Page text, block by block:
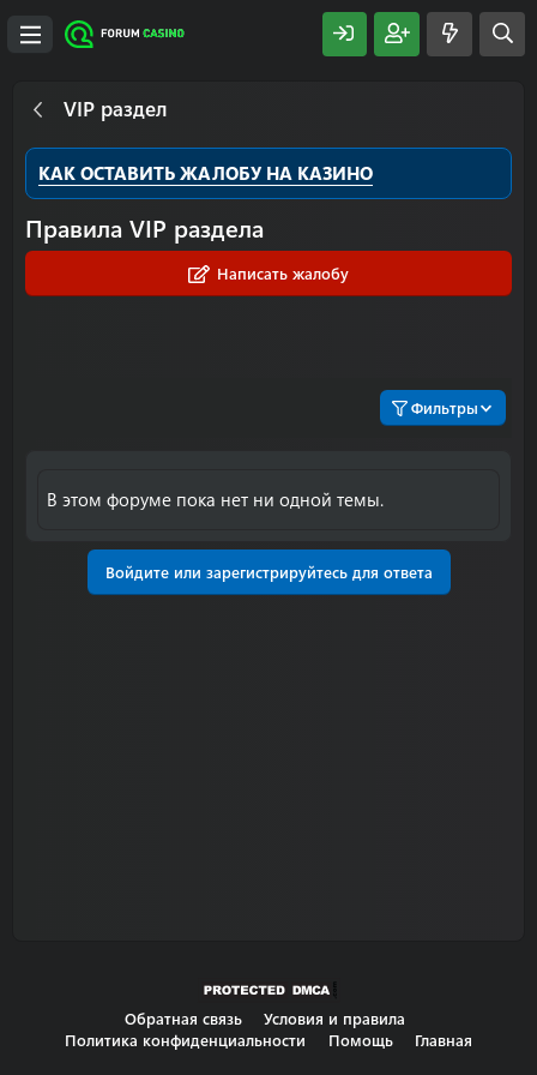
VIP раздел
КАК ОСТАВИТЬ ЖАЛОБУ НА КАЗИНО
Правила VIP раздела
Написать жалобу
Фильтры
В этом форуме пока нет ни одной темы.
Войдите или зарегистрируйтесь для ответа
Обратная связь
Условия и правила
Политика конфиденциальности
Помощь Главная